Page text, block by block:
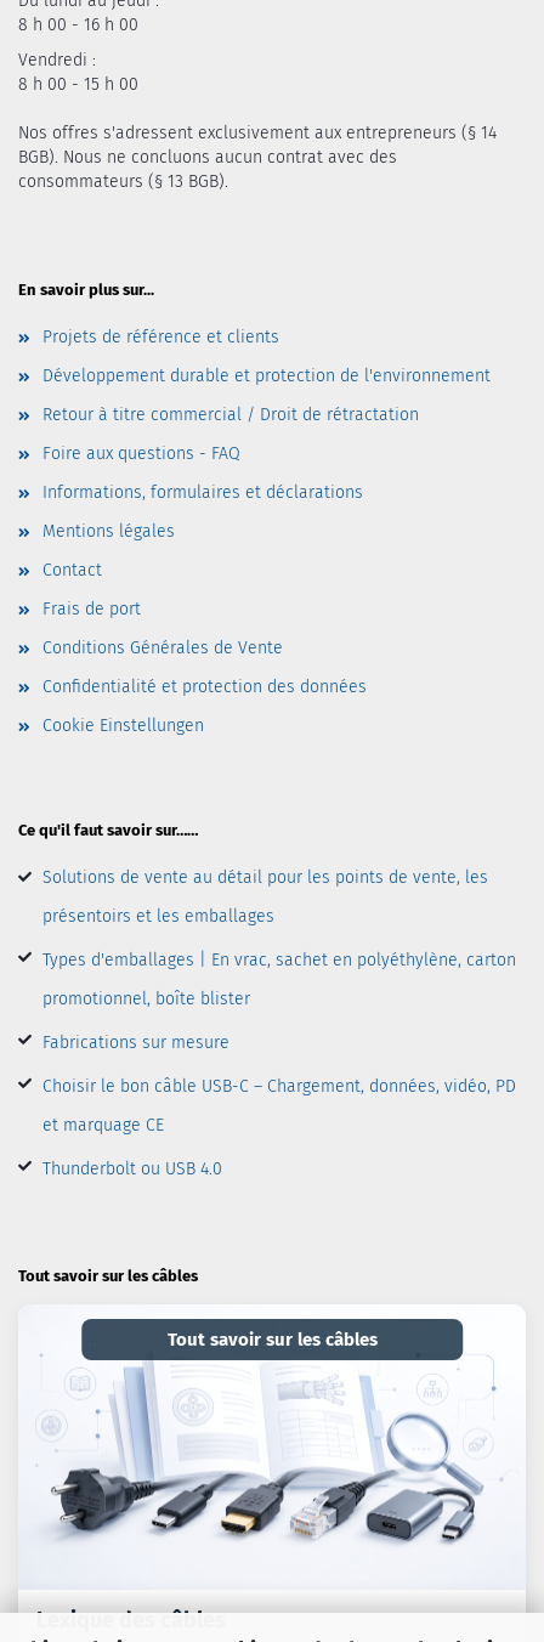
8 h 00 - 16 h 00
Vendredi :
8 h 00 - 15 h 00
Nos offres s'adressent exclusivement aux entrepreneurs (§ 14
BGB). Nous ne concluons aucun contrat avec des
consommateurs (§ 13 BGB).
En savoir plus sur...
Projets de référence et clients
Développement durable et protection de l'environnement
Retour à titre commercial / Droit de rétractation
Foire aux questions - FAQ
Informations, formulaires et déclarations
Mentions légales
Contact
Frais de port
Conditions Générales de Vente
Confidentialité et protection des données
Cookie Einstellungen
Ce qu'il faut savoir sur……
Solutions de vente au détail pour les points de vente, les
présentoirs et les emballages
Types d'emballages | En vrac, sachet en polyéthylène, carton
promotionnel, boîte blister
Fabrications sur mesure
Choisir le bon câble USB-C – Chargement, données, vidéo, PD
et marquage CE
Thunderbolt ou USB 4.0
Tout savoir sur les câbles
Tout savoir sur les câbles
Lexique des câbles